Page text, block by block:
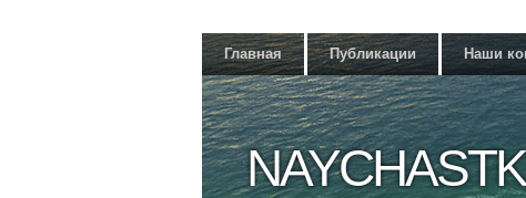
Главная Публикации Наши